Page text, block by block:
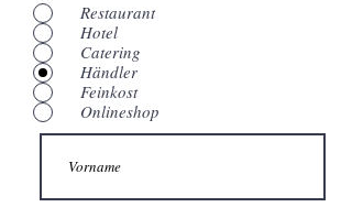
Restaurant
Hotel
Catering
Händler
Feinkost
Onlineshop